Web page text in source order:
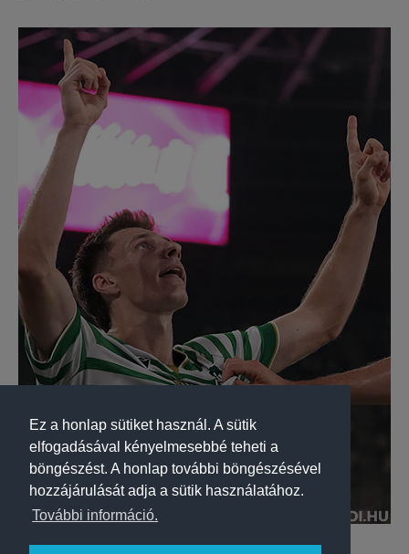
Ez a honlap sütiket használ. A sütik
elfogadásával kényelmesebbé teheti a
böngészést. A honlap további böngészésével
hozzájárulását adja a sütik használatához.
További információ.